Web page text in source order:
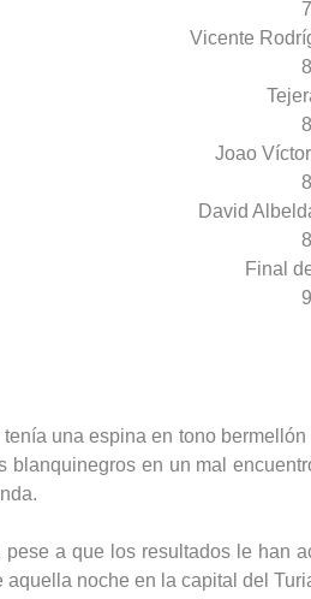
Vicente
Joao Víctor
David
Final
una espina en tono
blanquinegros en un mal
pese a que los resultados le han
aquella noche en la capital del